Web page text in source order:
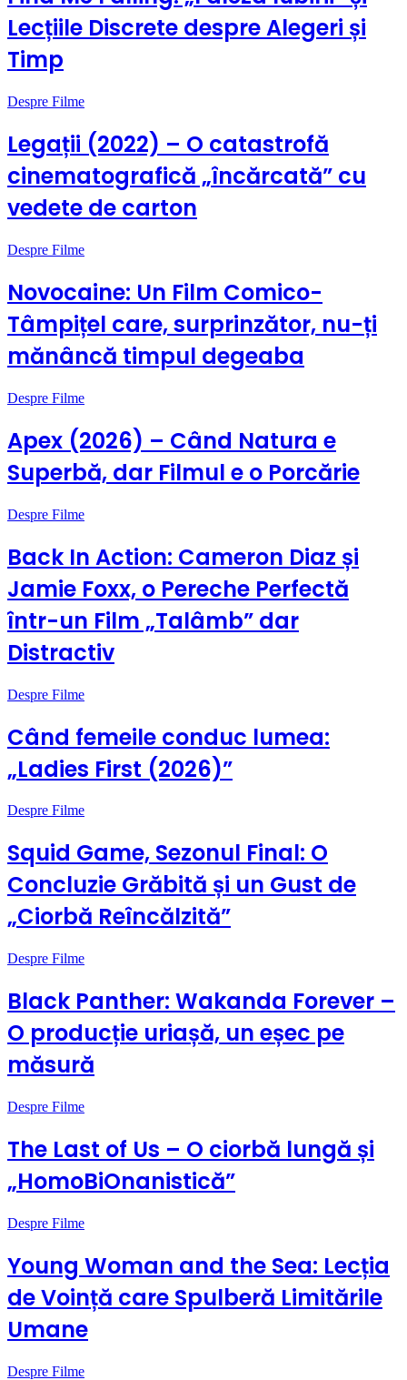
Lecțiile Discrete despre Alegeri și
Timp
Despre Filme
Legații (2022) – O catastrofă
cinematografică „încărcată” cu
vedete de carton
Despre Filme
Novocaine: Un Film Comico-
Tâmpițel care, surprinzător, nu-ți
mănâncă timpul degeaba
Despre Filme
Apex (2026) – Când Natura e
Superbă, dar Filmul e o Porcărie
Despre Filme
Back In Action: Cameron Diaz și
Jamie Foxx, o Pereche Perfectă
într-un Film „Talâmb” dar
Distractiv
Despre Filme
Când femeile conduc lumea:
„Ladies First (2026)”
Despre Filme
Squid Game, Sezonul Final: O
Concluzie Grăbită și un Gust de
„Ciorbă Reîncălzită”
Despre Filme
Black Panther: Wakanda Forever –
O producție uriașă, un eșec pe
măsură
Despre Filme
The Last of Us – O ciorbă lungă și
„HomoBiOnanistică”
Despre Filme
Young Woman and the Sea: Lecția
de Voință care Spulberă Limitările
Umane
Despre Filme